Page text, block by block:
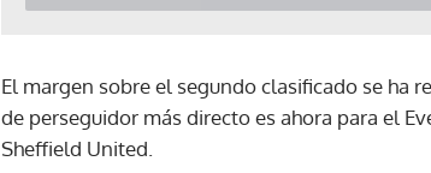
El margen sobre el segundo clasificado se ha
de perseguidor más directo es ahora para el
Sheffield United.